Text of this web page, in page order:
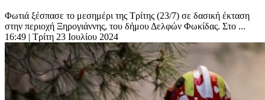
Φωτιά ξέσπασε το μεσημέρι της Τρίτης (23/7) σε δασική έκταση
στην περιοχή Ξηρογιάννης, του δήμου Δελφών Φωκίδας. Στο ...
16:49 | Τρίτη 23 Ιουλίου 2024